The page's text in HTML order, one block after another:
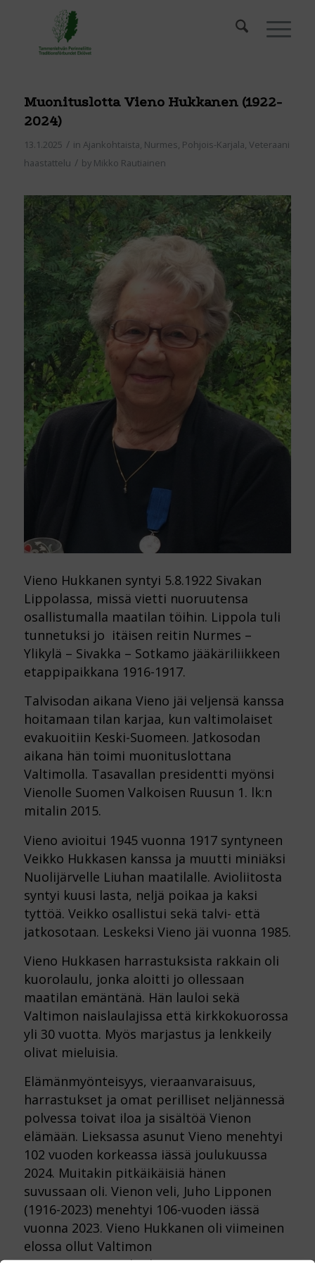
Muonituslotta Vieno Hukkanen (1922-
2024)
13.1.2025 / in Ajankohtaista, Nurmes, Pohjois-Karjala, Veteraani
haastattelu / by Mikko Rautiainen
Vieno Hukkanen syntyi 5.8.1922 Sivakan
Lippolassa, missä vietti nuoruutensa
osallistumalla maatilan töihin. Lippola tuli
tunnetuksi jo itäisen reitin Nurmes –
Ylikylä – Sivakka – Sotkamo jääkäriliikkeen
etappipaikkana 1916-1917.
Talvisodan aikana Vieno jäi veljensä kanssa
hoitamaan tilan karjaa, kun valtimolaiset
evakuoitiin Keski-Suomeen. Jatkosodan
aikana hän toimi muonituslottana
Valtimolla. Tasavallan presidentti myönsi
Vienolle Suomen Valkoisen Ruusun 1. lk:n
mitalin 2015.
Vieno avioitui 1945 vuonna 1917 syntyneen
Veikko Hukkasen kanssa ja muutti miniäksi
Nuolijärvelle Liuhan maatilalle. Avioliitosta
syntyi kuusi lasta, neljä poikaa ja kaksi
tyttöä. Veikko osallistui sekä talvi- että
jatkosotaan. Leskeksi Vieno jäi vuonna 1985.
Vieno Hukkasen harrastuksista rakkain oli
kuorolaulu, jonka aloitti jo ollessaan
maatilan emäntänä. Hän lauloi sekä
Valtimon naislaulajissa että kirkkokuorossa
yli 30 vuotta. Myös marjastus ja lenkkeily
olivat mieluisia.
Elämänmyönteisyys, vieraanvaraisuus,
harrastukset ja omat perilliset neljännessä
polvessa toivat iloa ja sisältöä Vienon
elämään. Lieksassa asunut Vieno menehtyi
102 vuoden korkeassa iässä joulukuussa
2024. Muitakin pitkäikäisiä hänen
suvussaan oli. Vienon veli, Juho Lipponen
(1916-2023) menehtyi 106-vuoden iässä
vuonna 2023. Vieno Hukkanen oli viimeinen
elossa ollut Valtimon